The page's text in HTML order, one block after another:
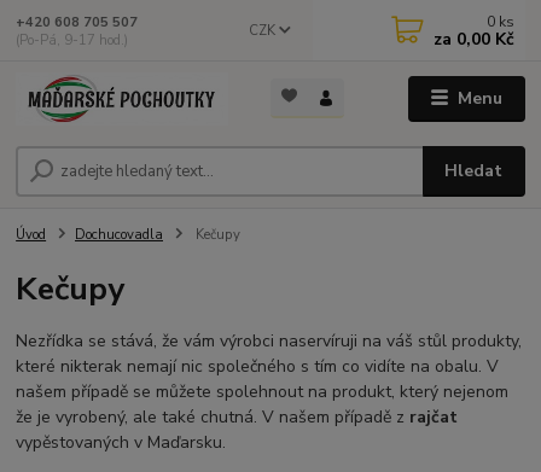
Menu
CZK
Hledat
+420 608 705 507
(Po-Pá, 9-17 hod.)
0 ks
za 0,00 Kč
Úvod Dochucovadla Kečupy
Kečupy
Nezřídka se stává, že vám výrobci naservíruji na váš stůl produkty,
které nikterak nemají nic společného s tím co vidíte na obalu. V
našem případě se můžete spolehnout na produkt, který nejenom
že je vyrobený, ale také chutná. V našem případě z rajčat
vypěstovaných v Maďarsku.